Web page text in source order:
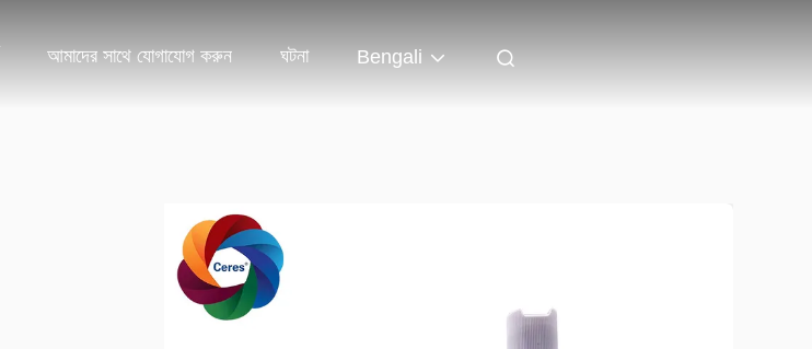
আমাদের সাথে যোগাযোগ করুন ঘটনা Bengali